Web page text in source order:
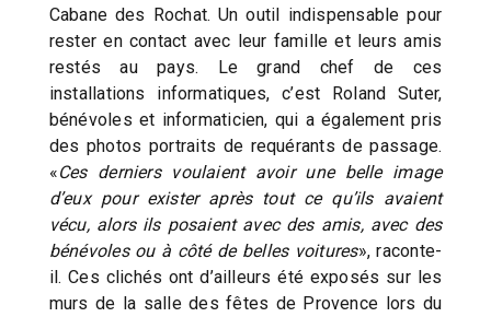
Cabane des Rochat. Un outil indispensable pour
rester en contact avec leur famille et leurs amis
restés au pays. Le grand chef de ces
installations informatiques, c’est Roland Suter,
bénévoles et informaticien, qui a également pris
des photos portraits de requérants de passage.
«Ces derniers voulaient avoir une belle image
d’eux pour exister après tout ce qu’ils avaient
vécu, alors ils posaient avec des amis, avec des
bénévoles ou à côté de belles voitures», raconte-
il. Ces clichés ont d’ailleurs été exposés sur les
murs de la salle des fêtes de Provence lors du